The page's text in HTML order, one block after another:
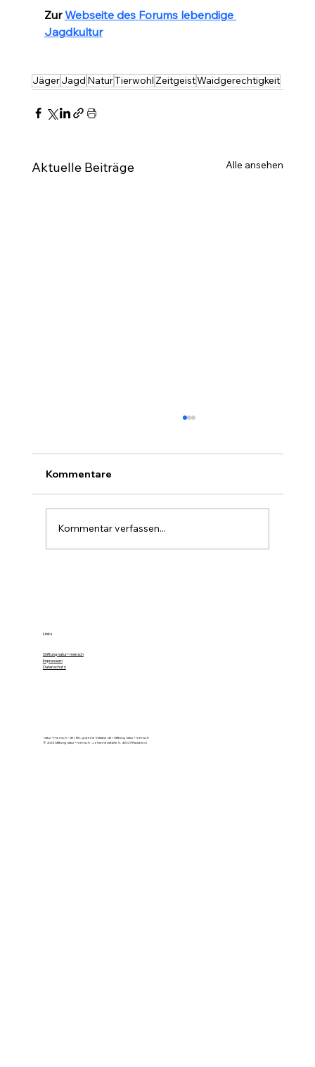
Zur Webseite des Forums lebendige
Jagdkultur
JägerJagd NaturTierwohl ZeitgeistWaidgerechtigkeit
Aktuelle Beiträge Alle ansehen
Kommentare
Kommentar verfassen...
Links
Stiftung natur+mensch
Impressum
Datenschutz
natur+mensch – der Blog ist eine Initiative der Stiftung natur+mensch
© 2024 Stiftung natur+mensch - Johannesstraße 5, 48329 Havixbeck